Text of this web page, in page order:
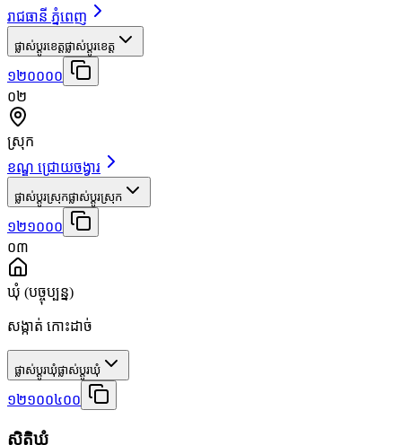
រាជធានី ភ្នំពេញ
ផ្លាស់ប្តូរខេត្តផ្លាស់ប្តូរខេត្ត
១២០០០០
០២
ស្រុក
ខណ្ឌ ជ្រោយចង្វារ
ផ្លាស់ប្តូរស្រុកផ្លាស់ប្តូរស្រុក
១២១០០០
០៣
ឃុំ (បច្ចុប្បន្ន)
សង្កាត់ កោះដាច់
ផ្លាស់ប្តូរឃុំផ្លាស់ប្តូរឃុំ
១២១០០៤០០
ស្ថិតិឃុំ